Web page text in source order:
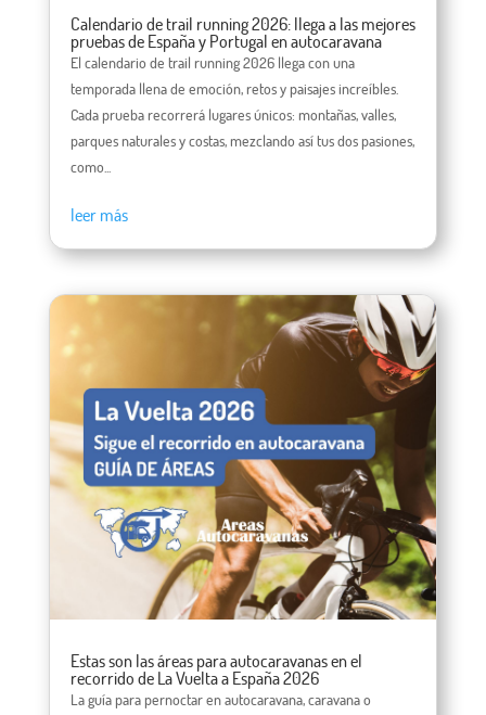
Calendario de trail running 2026: llega a las mejores
pruebas de España y Portugal en autocaravana
El calendario de trail running 2026 llega con una
temporada llena de emoción, retos y paisajes increíbles.
Cada prueba recorrerá lugares únicos: montañas, valles,
parques naturales y costas, mezclando así tus dos pasiones,
como...
leer más
Estas son las áreas para autocaravanas en el
recorrido de La Vuelta a España 2026
La guía para pernoctar en autocaravana, caravana o